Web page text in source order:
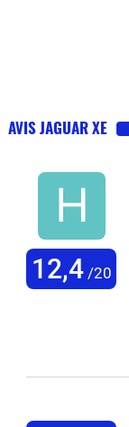
AVIS JAGUAR XE
12,4/20